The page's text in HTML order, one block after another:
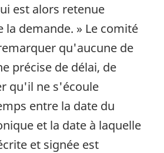
est alors retenue
la demande. » Le comité
qu'aucune de
précise de délai, de
qu'il ne s'écoule
entre la date du
et la date à laquelle
et signée est